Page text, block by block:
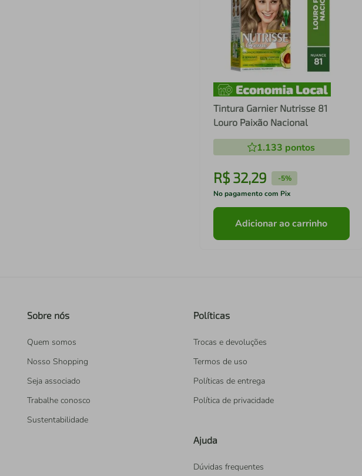
Tintura Garnier Nutrisse 81
Louro Paixão Nacional
1.133 pontos
R$ 32,29 -5%
No pagamento com Pix
Adicionar ao carrinho
Sobre nós
Quem somos
Nosso Shopping
Seja associado
Trabalhe conosco
Sustentabilidade
Políticas
Trocas e devoluções
Termos de uso
Políticas de entrega
Política de privacidade
Ajuda
Dúvidas frequentes